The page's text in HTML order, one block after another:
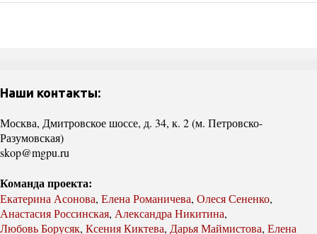
Наши контакты:
Москва, Дмитровское шоссе, д. 34, к. 2 (м. Петровско-
Разумовская)
skop@mgpu.ru
Команда проекта:
Екатерина Асонова, Елена Романичева, Олеся Сененко,
Анастасия Россинская, Александра Никитина,
Любовь Борусяк, Ксения Киктева, Дарья Маймистова, Елена